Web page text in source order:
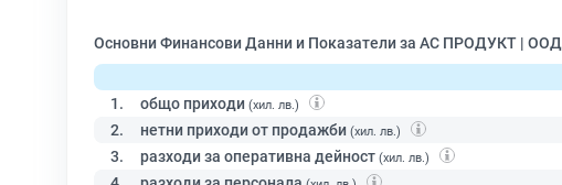
Основни Финансови Данни и Показатели за АС ПРОДУКТ | ООД
1.
общо приходи (хил. лв.)
2. нетни приходи от продажби (хил. лв.)
3. разходи за оперативна дейност (хил. лв.)